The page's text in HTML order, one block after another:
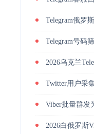
Telegram俄罗斯号
Telegram号码筛选如何
2026乌克兰Telegram
Twitter用户采集后怎么筛
Viber批量群发为什么越
2026白俄罗斯Viber批